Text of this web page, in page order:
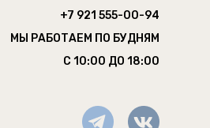
+7 921 555-00-94
МЫ РАБОТАЕМ ПО БУДНЯМ
С 10:00 ДО 18:00